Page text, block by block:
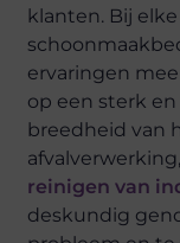
klanten. Bij
ervaringen
op een sterk
breedheid van
reinigen van
deskundig